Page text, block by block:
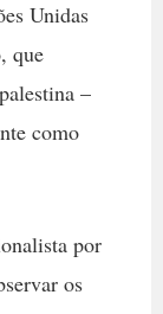
Unidas
que
–
como
por
os